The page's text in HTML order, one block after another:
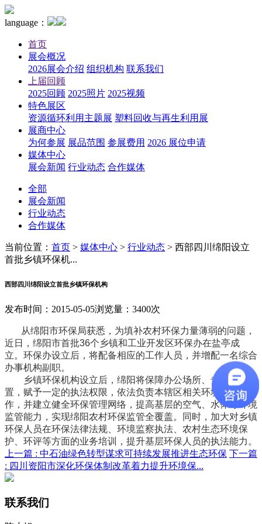
language：
首页
展会概况
2026展会介绍 组织机构 联系我们
上届回顾
2025回顾 2025照片 2025视频
特色展区
资源循环利用主题展 塑料回收与再生利用展
展商中心
为何参展 展品范围 参展费用 2026 展位申请
媒体中心
展会新闻 行业动态 合作媒体
全部
展会新闻
行业动态
合作媒体
当前位置： 首页 > 媒体中心 > 行业动态 > 西部四川绵阳设立
首批乡镇环保机...
西部四川绵阳设立首批乡镇环保机构
发布时间：2015-05-05浏览量：3400次
从绵阳市环保局获悉，为填补农村环保力量薄弱的问题，
近日，绵阳市首批36个乡镇和工业开发区环保办在盐亭成
立。环保办设立后，将配备相应的工作人员，并增配一名综合
办事机构副职。
乡镇环保机构设立后，绵阳将保障办公场所、专业设备配
置，赋予一定的执法权限，依法负责本辖区相关环境保护工
作，并建立健全环保管理网络，提高基层的空气、水体等环境
监管能力，实现绵阳农村环保监管全覆盖。同时，加大对乡镇
环保人员在环保法律法规、环境监察执法、农村生态环境保
护、环评等方面的业务培训，提升基层环保人员的执法能力。
上一篇 : 中石油绿色转型谋求可持续发展推进生态环保 下一篇
: 四川资阳市深化环保体制改革着力提升环境保...
联系我们